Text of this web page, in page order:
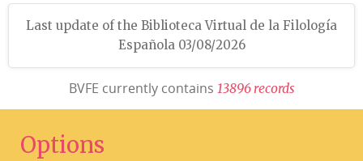
Last update of the Biblioteca Virtual de la Filología
Española 03/08/2026
BVFE currently contains 13896 records
Options